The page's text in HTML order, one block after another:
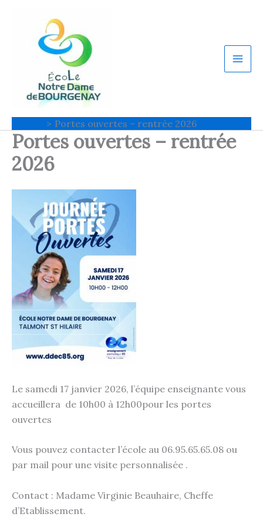
Portes ouvertes – rentrée 2026
Portes ouvertes – rentrée
2026
Le samedi 17 janvier 2026, l’équipe enseignante vous
accueillera de 10h00 à 12h00pour les portes
ouvertes
Vous pouvez contacter l’école au 06.95.65.65.08 ou
par mail pour une visite personnalisée .
Contact : Madame Virginie Beauhaire, Cheffe
d’Etablissement.